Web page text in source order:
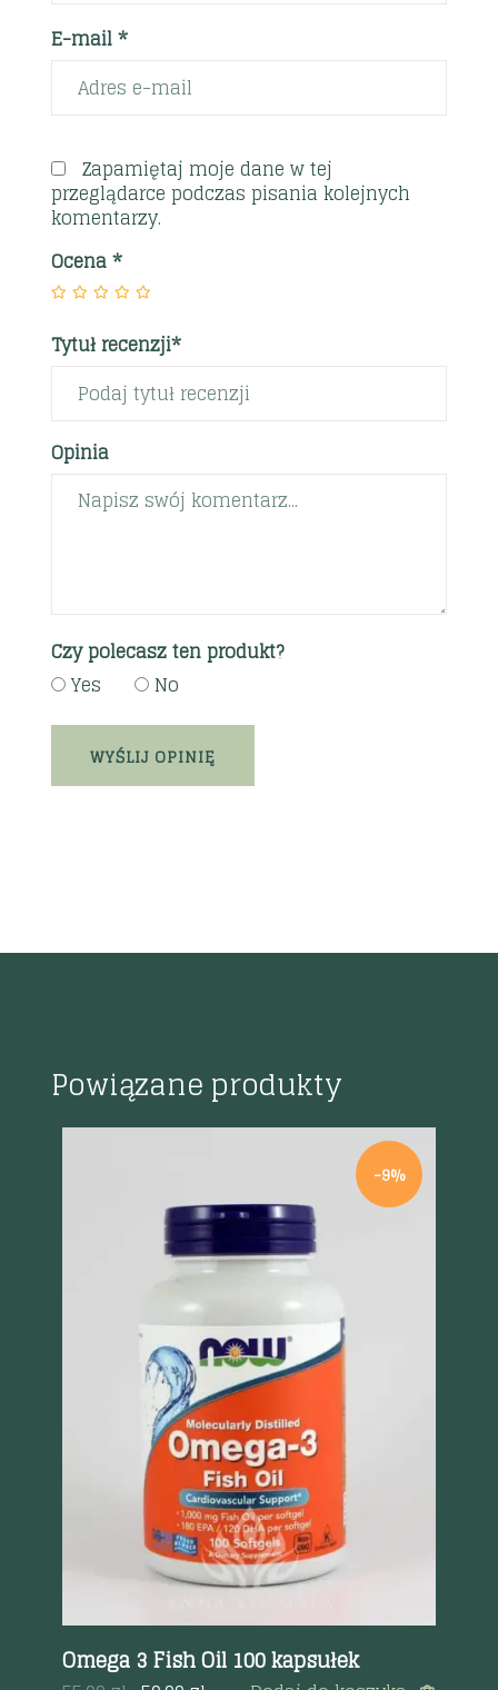
E-mail *
Zapamiętaj moje dane w tej
przeglądarce podczas pisania kolejnych
komentarzy.
Ocena*
Tytuł recenzji*
Opinia
Czy polecasz ten produkt?
Yes
No
Powiązane produkty
-9%
Szybki podgląd
Omega 3 Fish Oil 100 kapsułek